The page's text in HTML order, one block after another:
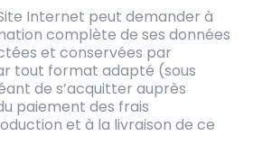
Internet peut demander à
complète de ses données
et conservées par
tout format adapté (sous
de s’acquitter auprès
du paiement des frais
et à la livraison de ce